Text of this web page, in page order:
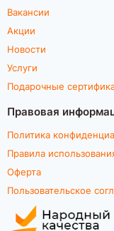
Вакансии
Акции
Новости
Услуги
Подарочные
Правовая
Политика
Правила
Оферта
Пользовательское